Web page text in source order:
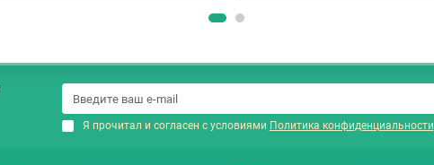
Я прочитал и согласен с условиями Политика конфиденциальности